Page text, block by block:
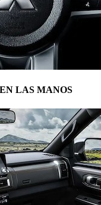
LAS MANOS